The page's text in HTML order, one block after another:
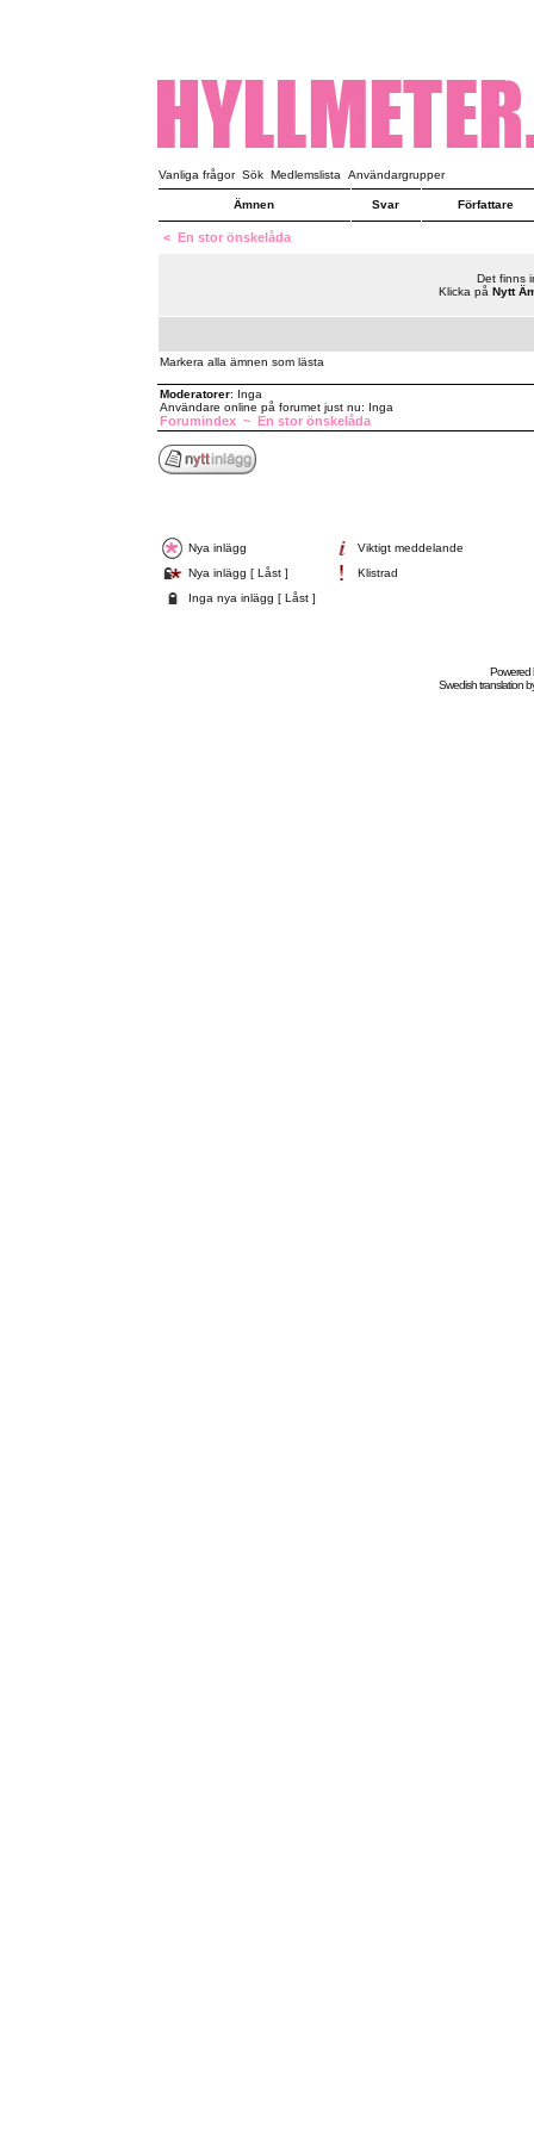
Vanliga frågor Sök Medlemslista Användargrupper
Ämnen Svar Författare
< En stor önskelåda
Det finns
Klicka på Nytt
Markera alla ämnen som lästa
Moderatorer: Inga
Användare online på forumet just nu: Inga
Forumindex~ En stor önskelåda
Nya inlägg
Viktigt meddelande
Nya inlägg [ Låst ]
Klistrad
Inga nya inlägg [ Låst ]
Powered
Swedishtranslation